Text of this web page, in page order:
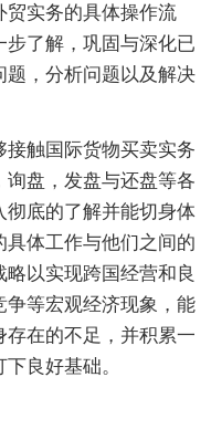
贸实务的具体操作流
了解，巩固与深化已
，分析问题以及解决
触国际货物买卖实务
盘，发盘与还盘等各
底的了解并能切身体
体工作与他们之间的
以实现跨国经营和良
等宏观经济现象，能
在的不足，并积累一
良好基础。